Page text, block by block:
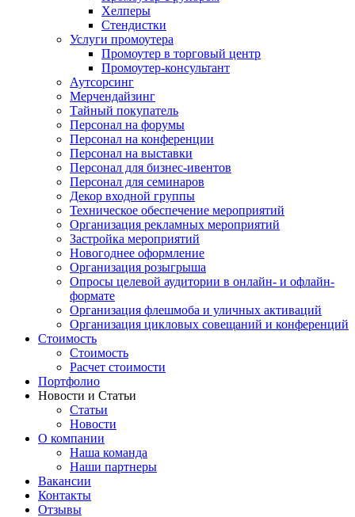
Хелперы
Стендистки
Услуги промоутера
Промоутер в торговый центр
Промоутер-консультант
Аутсорсинг
Мерчендайзинг
Тайный покупатель
Персонал на форумы
Персонал на конференции
Персонал на выставки
Персонал для бизнес-ивентов
Персонал для семинаров
Декор входной группы
Техническое обеспечение мероприятий
Организация рекламных мероприятий
Застройка мероприятий
Новогоднее оформление
Организация розыгрыша
Опросы целевой аудитории в онлайн- и офлайн-
формате
Организация флешмоба и уличных активаций
Организация цикловых совещаний и конференций
Стоимость
Стоимость
Расчет стоимости
Портфолио
Новости и Статьи
Статьи
Новости
О компании
Наша команда
Наши партнеры
Вакансии
Контакты
Отзывы